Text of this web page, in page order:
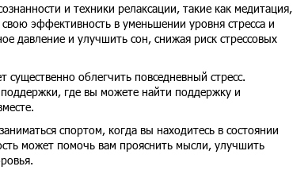
и техники релаксации, такие как медитация,
эффективность в уменьшении уровня стресса и
давление и улучшить сон, снижая риск стрессовых
облегчить повседневный стресс.
где вы можете найти поддержку и
спортом, когда вы находитесь в состоянии
может помочь вам прояснить мысли, улучшить